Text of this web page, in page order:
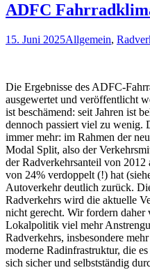
ADFC
15. Juni 2025Allgemein,
Die Ergebnisse des ADFC-
ausgewertet und veröffentlicht
ist beschämend: seit Jahren ist
dennoch passiert viel zu wenig.
immer mehr: im Rahmen der
Modal Split, also der
der Radverkehrsanteil von
von 24% verdoppelt (!) hat
Autoverkehr deutlich zurück.
Radverkehrs wird die aktuelle
nicht gerecht. Wir fordern
Lokalpolitik viel mehr
Radverkehrs, insbesondere
moderne Radinfrastruktur, die
sich sicher und selbstständig